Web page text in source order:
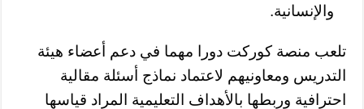
والإنسانية.
تلعب منصة كوركت دورا مهما في دعم أعضاء هيئة
التدريس ومعاونيهم لاعتماد نماذج أسئلة مقالية
احترافية وربطها بالأهداف التعليمية المراد قياسها